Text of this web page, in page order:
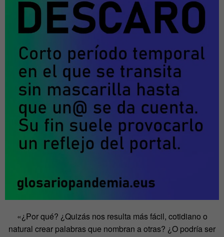
«¿Por qué? ¿Quizás nos resulta más fácil, cotidiano o
natural crear palabras que nombran a otras? ¿O podría ser